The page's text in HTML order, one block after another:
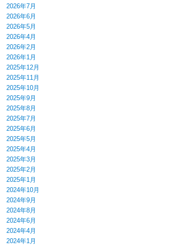
2026年7月
2026年6月
2026年5月
2026年4月
2026年2月
2026年1月
2025年12月
2025年11月
2025年10月
2025年9月
2025年8月
2025年7月
2025年6月
2025年5月
2025年4月
2025年3月
2025年2月
2025年1月
2024年10月
2024年9月
2024年8月
2024年6月
2024年4月
2024年1月